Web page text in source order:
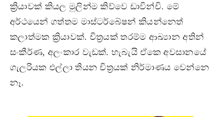
ක්‍රියාවක් කියල මුලින්ම කිව්වෙ ඩාවින්චි. මේ
අර්ථයෙන් ගත්තම මාස්ටර්බේෂන් කියන්නෙත්
කලාත්මක ක්‍රියාවක්. චිත්‍රයක් තරම්ම ආඛ්‍යාන අතින්
සංකීර්ණ, අලංකාර වැඩක්. හැබැයි ඒකෙ අවසානයේ
ගැලරියක එල්ලා තියන චිත්‍රයක් නිර්මාණය වෙන්නෙ
නෑ.